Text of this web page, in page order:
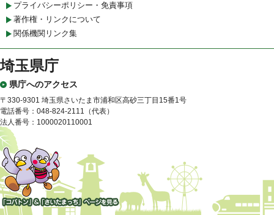
プライバシーポリシー・免責事項
著作権・リンクについて
関係機関リンク集
埼玉県庁
県庁へのアクセス
〒330-9301 埼玉県さいたま市浦和区高砂三丁目15番1号
電話番号：048-824-2111（代表）
法人番号：1000020110001
「コバトン」&「さいたまっ